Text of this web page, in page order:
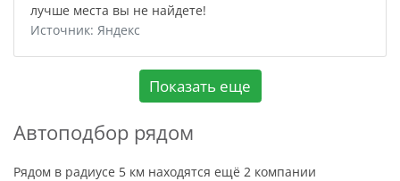
лучше места вы не найдете!
Источник: Яндекс
Показать еще
Автоподбор рядом
Рядом в радиусе 5 км находятся ещё 2 компании